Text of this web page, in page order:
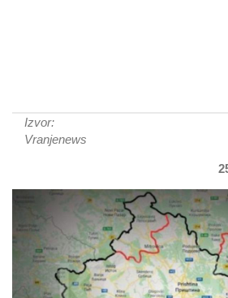
Izvor:
Vranjenews